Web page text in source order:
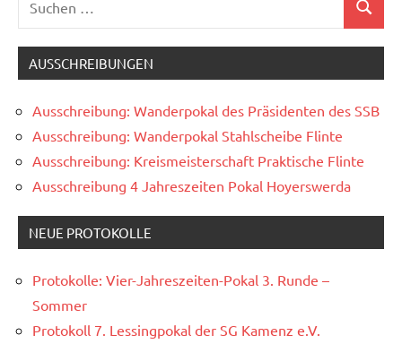
Suchen
AUSSCHREIBUNGEN
Ausschreibung: Wanderpokal des Präsidenten des SSB
Ausschreibung: Wanderpokal Stahlscheibe Flinte
Ausschreibung: Kreismeisterschaft Praktische Flinte
Ausschreibung 4 Jahreszeiten Pokal Hoyerswerda
NEUE PROTOKOLLE
Protokolle: Vier-Jahreszeiten-Pokal 3. Runde –
Sommer
Protokoll 7. Lessingpokal der SG Kamenz e.V.